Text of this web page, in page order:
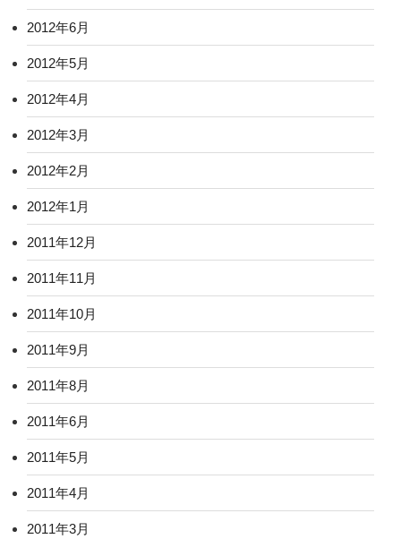
2012年6月
2012年5月
2012年4月
2012年3月
2012年2月
2012年1月
2011年12月
2011年11月
2011年10月
2011年9月
2011年8月
2011年6月
2011年5月
2011年4月
2011年3月